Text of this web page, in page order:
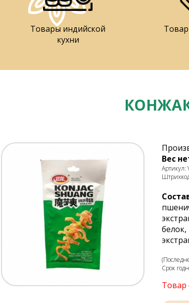
Товары индийской
кухни
Вес
Артикул:
Срок
Товар